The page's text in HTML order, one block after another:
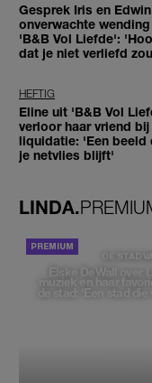
Gesprek Iris en
onverwachte
'B&B Vol Liefde':
dat je niet verliefd zou
HEFTIG
Eline uit 'B&B Vol
verloor haar vriend bij
liquidatie: 'Een beeld
je netvlies blijft'
LINDA.
DE STAD
Elske DeWall over
muziek en haar
de stad: 'Een stad die